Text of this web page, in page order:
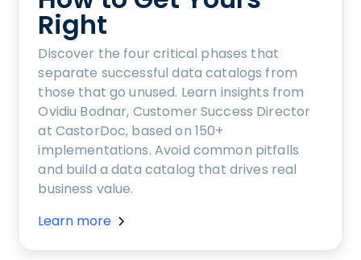
Right
Discover the four critical phases that
separate successful data catalogs from
those that go unused. Learn insights from
Ovidiu Bodnar, Customer Success Director
at CastorDoc, based on 150+
implementations. Avoid common pitfalls
and build a data catalog that drives real
business value.
Learn more